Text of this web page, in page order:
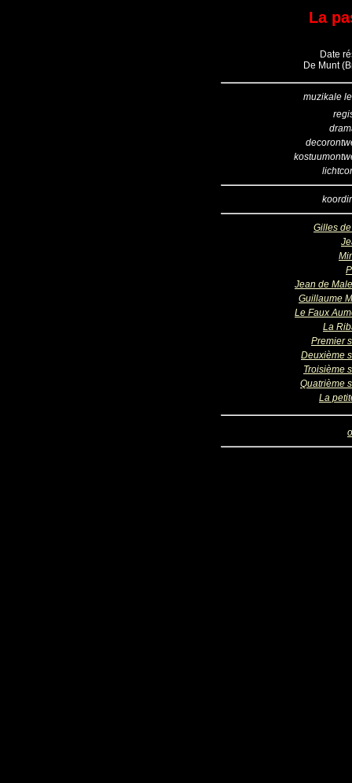
La
Date
De Munt
muzikale
Gilles
Jean de
Guillaume
Le Faux
La
Premier
Deuxième
Troisième
Quatrième
La